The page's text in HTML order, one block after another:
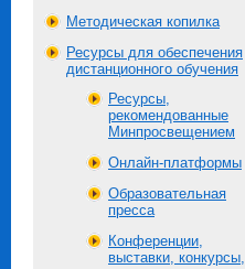
Методическая копилка
Ресурсы для обеспечения
дистанционного обучения
Ресурсы,
рекомендованные
Минпросвещением
Онлайн-платформы
Образовательная
пресса
Конференции,
выставки, конкурсы,